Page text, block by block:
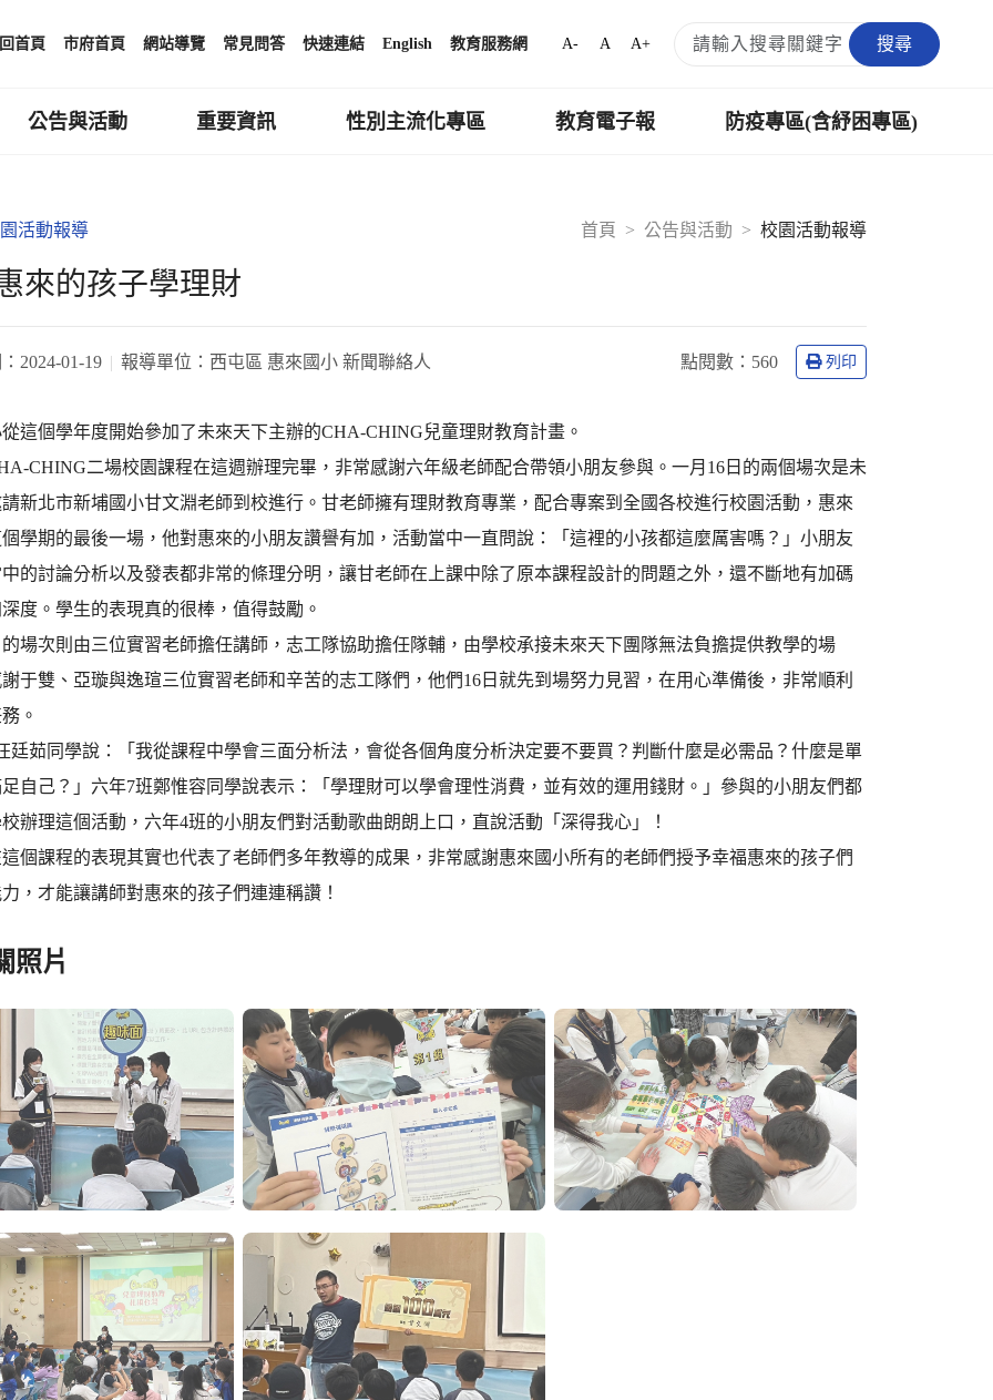
回首頁 市府首頁 網站導覽 常見問答 快速連結 English 教育服務網 A- A A+ 搜尋
公告與活動 重要資訊 性別主流化專區 教育電子報 防疫專區(含紓困專區)
首頁 公告與活動 校園活動報導
活動報導
來的孩子學理財
2024-01-19 報導單位： 西屯區 惠來國小 新聞聯絡人 點閱數： 560 列印
這個學年度開始參加了未來天下主辦的CHA-CHING兒童理財教育計畫。
CHING二場校園課程在這週辦理完畢，非常感謝六年級老師配合帶領小朋友參與。一月16日的兩個場次是未
新北市新埔國小甘文淵老師到校進行。甘老師擁有理財教育專業，配合專案到全國各校進行校園活動，惠來
學期的最後一場，他對惠來的小朋友讚譽有加，活動當中一直問說：「這裡的小孩都這麼厲害嗎？」小朋友
的討論分析以及發表都非常的條理分明，讓甘老師在上課中除了原本課程設計的問題之外，還不斷地有加碼
度。學生的表現真的很棒，值得鼓勵。
場次則由三位實習老師擔任講師，志工隊協助擔任隊輔，由學校承接未來天下團隊無法負擔提供教學的場
于雙、亞璇與逸瑄三位實習老師和辛苦的志工隊們，他們16日就先到場努力見習，在用心準備後，非常順利
。
廷茹同學說：「我從課程中學會三面分析法，會從各個角度分析決定要不要買？判斷什麼是必需品？什麼是單
自己？」六年7班鄭惟容同學說表示：「學理財可以學會理性消費，並有效的運用錢財。」參與的小朋友們都
辦理這個活動，六年4班的小朋友們對活動歌曲朗朗上口，直說活動「深得我心」！
個課程的表現其實也代表了老師們多年教導的成果，非常感謝惠來國小所有的老師們授予幸福惠來的孩子們
，才能讓講師對惠來的孩子們連連稱讚！
照片